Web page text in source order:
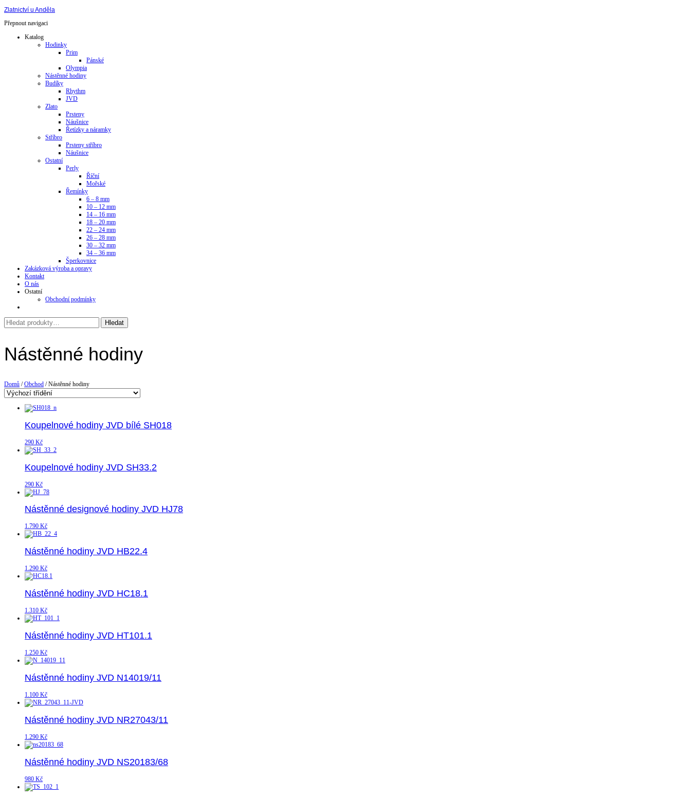
Zlatnictví u Anděla
Přepnout navigaci
Katalog
Hodinky
Prim
Pánské
Olympia
Nástěnné hodiny
Budíky
Rhythm
JVD
Zlato
Prsteny
Náušnice
Řetízky a náramky
Stříbro
Prsteny stříbro
Náušnice
Ostatní
Perly
Říční
Mořské
Řemínky
6 – 8 mm
10 – 12 mm
14 – 16 mm
18 – 20 mm
22 – 24 mm
26 – 28 mm
30 – 32 mm
34 – 36 mm
Šperkovnice
Zakázková výroba a opravy
Kontakt
O nás
Ostatní
Obchodní podmínky
Nástěnné hodiny
Domů /Obchod / Nástěnné hodiny
Koupelnové hodiny JVD bílé SH018
290 Kč
Koupelnové hodiny JVD SH33.2
290 Kč
Nástěnné designové hodiny JVD HJ78
1.790 Kč
Nástěnné hodiny JVD HB22.4
1.290 Kč
Nástěnné hodiny JVD HC18.1
1.310 Kč
Nástěnné hodiny JVD HT101.1
1.250 Kč
Nástěnné hodiny JVD N14019/11
1.100 Kč
Nástěnné hodiny JVD NR27043/11
1.290 Kč
Nástěnné hodiny JVD NS20183/68
980 Kč